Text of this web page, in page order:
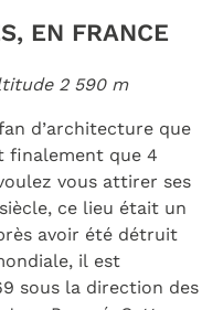
EN FRANCE
2 590 m
d’architecture que
finalement que 4
vous attirer ses
ce lieu était un
avoir été détruit
il est
sous la direction des